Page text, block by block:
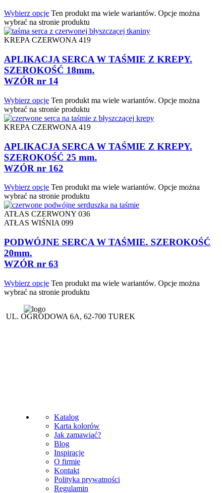
Wybierz opcje Ten produkt ma wiele wariantów. Opcje można
wybrać na stronie produktu
KREPA CZERWONA 419
APLIKACJA SERCA W TAŚMIE Z KREPY.
SZEROKOŚĆ 18mm.
WZÓR nr 14
Wybierz opcje Ten produkt ma wiele wariantów. Opcje można
wybrać na stronie produktu
KREPA CZERWONA 419
APLIKACJA SERCA W TAŚMIE Z KREPY.
SZEROKOŚĆ 25 mm.
WZÓR nr 162
Wybierz opcje Ten produkt ma wiele wariantów. Opcje można
wybrać na stronie produktu
ATŁAS CZERWONY 036
ATŁAS WIŚNIA 099
PODWÓJNE SERCA W TAŚMIE. SZEROKOŚĆ
20mm.
WZÓR nr 63
Wybierz opcje Ten produkt ma wiele wariantów. Opcje można
wybrać na stronie produktu
UL. OGRODOWA 6A, 62-700 TUREK
Katalog
Karta kolorów
Jak zamawiać?
Blog
Inspiracje
O firmie
Kontakt
Polityka prywatności
Regulamin